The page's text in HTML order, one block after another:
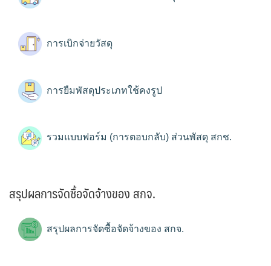
การเบิกจ่ายวัสดุ
การยืมพัสดุประเภทใช้คงรูป
รวมแบบฟอร์ม (การตอบกลับ) ส่วนพัสดุ สกช.
สรุปผลการจัดซื้อจัดจ้างของ สกจ.
สรุปผลการจัดซื้อจัดจ้างของ สกจ.